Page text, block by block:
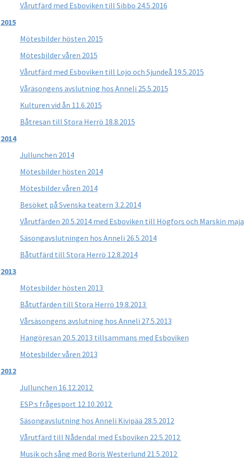
Vårutfärd med Esboviken till Sibbo 24.5.2016
2015
Mötesbilder hösten 2015
Mötesbilder våren 2015
Vårutfärd med Esboviken till Lojo och Sjundeå 19.5.2015
Våräsongens avslutning hos Anneli 25.5.2015
Kulturen vid ån 11.6.2015
Båtresan till Stora Herrö 18.8.2015
2014
Jullunchen 2014
Mötesbilder hösten 2014
Mötesbilder våren 2014
Besöket på Svenska teatern 3.2.2014
Vårutfärden 20.5.2014 med Esboviken till Högfors och Marskin maja
Säsongavslutningen hos Anneli 26.5.2014
Båtutfärd till Stora Herrö 12.8.2014
2013
Mötesbilder hösten 2013
Båtutfärden till Stora Herrö 19.8.2013
Vårsäsongens avslutning hos Anneli 27.5.2013
Hangöresan 20.5.2013 tillsammans med Esboviken
Mötesbilder våren 2013
2012
Jullunchen 16.12.2012
ESP:s frågesport 12.10.2012
Säsongavslutning hos Anneli Kivipää 28.5.2012
Vårutfärd till Nådendal med Esboviken 22.5.2012
Musik och sång med Boris Westerlund 21.5.2012